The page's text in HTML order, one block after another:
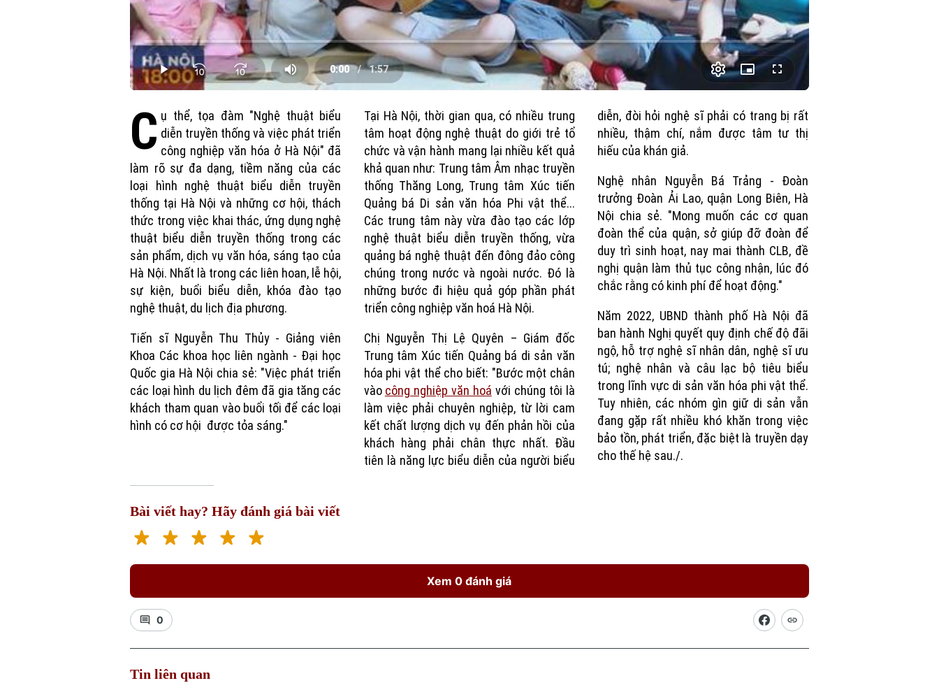
Loaded:
0.00%
Play Mute
Current
Time
0:00
/
Duration
1:57
Picture-
in-
Fullscreen
C ụ thể, tọa đàm "Nghệ thuật biểu
diễn truyền thống và việc phát triển
công nghiệp văn hóa ở Hà Nội" đã
làm rõ sự đa dạng, tiềm năng của các
loại hình nghệ thuật biểu diễn truyền
thống tại Hà Nội và những cơ hội, thách
thức trong việc khai thác, ứng dụng nghệ
thuật biểu diễn truyền thống trong các
sản phẩm, dịch vụ văn hóa, sáng tạo của
Hà Nội. Nhất là trong các liên hoan, lễ hội,
sự kiện, buổi biểu diễn, khóa đào tạo
nghệ thuật, du lịch địa phương.
Tiến sĩ Nguyễn Thu Thủy - Giảng viên
Khoa Các khoa học liên ngành - Đại học
Quốc gia Hà Nội chia sẻ: "Việc phát triển
các loại hình du lịch đêm đã gia tăng các
khách tham quan vào buổi tối để các loại
hình có cơ hội được tỏa sáng."
Tại Hà Nội, thời gian qua, có nhiều trung
tâm hoạt động nghệ thuật do giới trẻ tổ
chức và vận hành mang lại nhiều kết quả
khả quan như: Trung tâm Âm nhạc truyền
thống Thăng Long, Trung tâm Xúc tiến
Quảng bá Di sản văn hóa Phi vật thể...
Các trung tâm này vừa đào tạo các lớp
nghệ thuật biểu diễn truyền thống, vừa
quảng bá nghệ thuật đến đông đảo công
chúng trong nước và ngoài nước. Đó là
những bước đi hiệu quả góp phần phát
triển công nghiệp văn hoá Hà Nội.
Chị Nguyễn Thị Lệ Quyên – Giám đốc
Trung tâm Xúc tiến Quảng bá di sản văn
hóa phi vật thể cho biết: "Bước một chân
vào công nghiệp văn hoá với chúng tôi là
làm việc phải chuyên nghiệp, từ lời cam
kết chất lượng dịch vụ đến phản hồi của
khách hàng phải chân thực nhất. Đầu
tiên là năng lực biểu diễn của người biểu
diễn, đòi hỏi nghệ sĩ phải có trang bị rất
nhiều, thậm chí, nắm được tâm tư thị
hiếu của khán giả.
Nghệ nhân Nguyễn Bá Trảng - Đoàn
trưởng Đoàn Ải Lao, quận Long Biên, Hà
Nội chia sẻ. "Mong muốn các cơ quan
đoàn thể của quận, sở giúp đỡ đoàn để
duy trì sinh hoạt, nay mai thành CLB, đề
nghị quận làm thủ tục công nhận, lúc đó
chắc rằng có kinh phí để hoạt động."
Năm 2022, UBND thành phố Hà Nội đã
ban hành Nghị quyết quy định chế độ đãi
ngộ, hỗ trợ nghệ sĩ nhân dân, nghệ sĩ ưu
tú; nghệ nhân và câu lạc bộ tiêu biểu
trong lĩnh vực di sản văn hóa phi vật thể.
Tuy nhiên, các nhóm gìn giữ di sản vẫn
đang gặp rất nhiều khó khăn trong việc
bảo tồn, phát triển, đặc biệt là truyền dạy
cho thế hệ sau./.
Bài viết hay? Hãy đánh giá bài viết
Xem 0 đánh giá
0
Tin liên quan